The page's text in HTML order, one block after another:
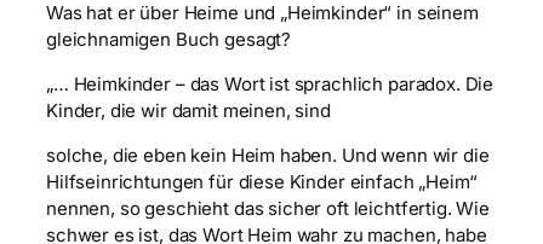
Was hat er über Heime und „Heimkinder“ in seinem
gleichnamigen Buch gesagt?
„… Heimkinder – das Wort ist sprachlich paradox. Die
Kinder, die wir damit meinen, sind
solche, die eben kein Heim haben. Und wenn wir die
Hilfseinrichtungen für diese Kinder einfach „Heim“
nennen, so geschieht das sicher oft leichtfertig. Wie
schwer es ist, das Wort Heim wahr zu machen, habe